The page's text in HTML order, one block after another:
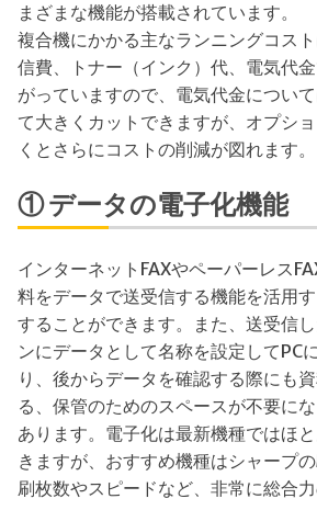
まざまな機能が搭載されています。
複合機にかかる主なランニングコス
信費、トナー（インク）代、電気代
がっていますので、電気代金につい
て大きくカットできますが、オプシ
くとさらにコストの削減が図れます。
① データの電子化機能
インターネットFAXやペーパーレス
料をデータで送受信する機能を活用
することができます。また、送受信
ンにデータとして名称を設定してPC
り、後からデータを確認する際にも
る、保管のためのスペースが不要に
あります。電子化は最新機種ではほ
きますが、おすすめ機種はシャープ
刷枚数やスピードなど、非常に総合力